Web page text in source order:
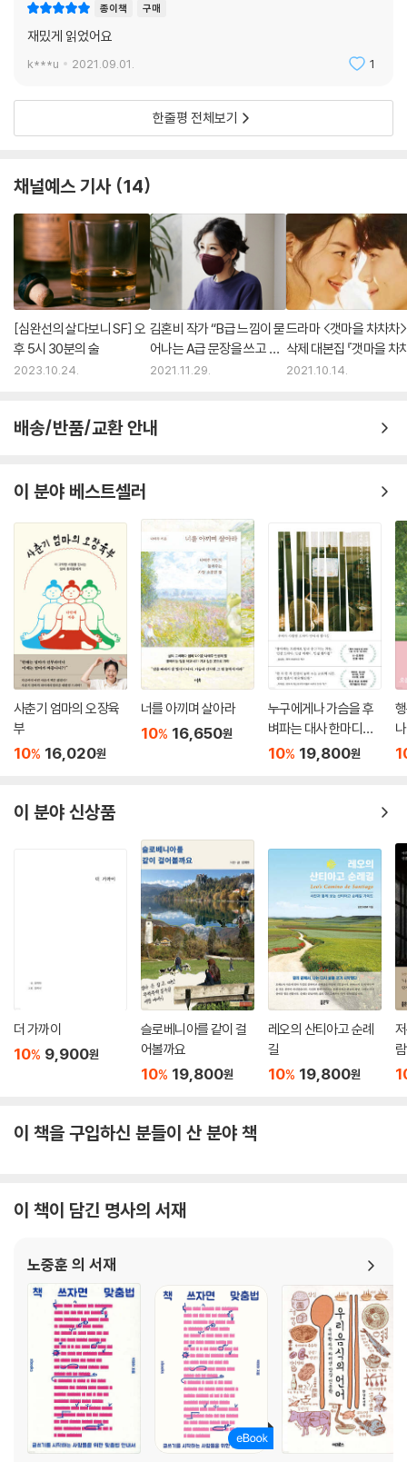
종이책 구매
재밌게 읽었어요
k***u 2021.09.01. 1
한줄평 전체보기
채널예스 기사 14
[심완선의 살다보니 SF] 오
후 5시 30분의 술
2023.10.24.
김혼비 작가 “B급 느낌이 묻
어나는 A급 문장을 쓰고 싶
다”
2021.11.29.
드라마 <갯마을 차차차
삭제 대본집 『갯마을 차
2』 1위 등극
2021.10.14.
배송/반품/교환 안내
이 분야 베스트셀러
사춘기 엄마의 오장육
부
10% 16,020원
너를 아끼며 살아라
10% 16,650원
누구에게나 가슴을 후
벼파는 대사 한마디가
있다
10% 19,800원
이 분야 신상품
더 가까이
10% 9,900원
슬로베니아를 같이 걸
어볼까요
10% 19,800원
레오의 산티아고 순례
길
10% 19,800원
이 책을 구입하신 분들이 산 분야 책
이 책이 담긴 명사의 서재
노중훈 의 서재